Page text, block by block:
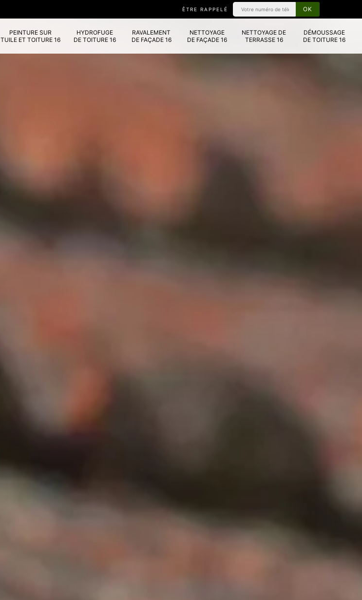
ÊTRE RAPPELÉ
PEINTURE SUR
TUILE ET TOITURE 16
HYDROFUGE
DE TOITURE 16
RAVALEMENT
DE FAÇADE 16
NETTOYAGE
DE FAÇADE 16
NETTOYAGE DE
TERRASSE 16
DÉMOUSSAGE
DE TOITURE 16